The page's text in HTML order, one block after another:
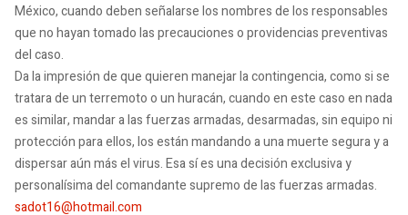
México, cuando deben señalarse los nombres de los responsables
que no hayan tomado las precauciones o providencias preventivas
del caso.
Da la impresión de que quieren manejar la contingencia, como si se
tratara de un terremoto o un huracán, cuando en este caso en nada
es similar, mandar a las fuerzas armadas, desarmadas, sin equipo ni
protección para ellos, los están mandando a una muerte segura y a
dispersar aún más el virus. Esa sí es una decisión exclusiva y
personalísima del comandante supremo de las fuerzas armadas.
sadot16@hotmail.com